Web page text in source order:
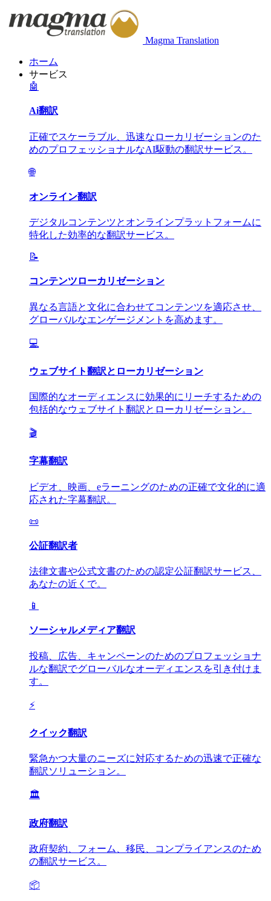
Magma Translation
ホーム
サービス
🤖
Ai翻訳
正確でスケーラブル、迅速なローカリゼーションのた
めのプロフェッショナルなAI駆動の翻訳サービス。
🌐
オンライン翻訳
デジタルコンテンツとオンラインプラットフォームに
特化した効率的な翻訳サービス。
📝
コンテンツローカリゼーション
異なる言語と文化に合わせてコンテンツを適応させ、
グローバルなエンゲージメントを高めます。
💻
ウェブサイト翻訳とローカリゼーション
国際的なオーディエンスに効果的にリーチするための
包括的なウェブサイト翻訳とローカリゼーション。
🎬
字幕翻訳
ビデオ、映画、eラーニングのための正確で文化的に適
応された字幕翻訳。
📜
公証翻訳者
法律文書や公式文書のための認定公証翻訳サービス、
あなたの近くで。
📱
ソーシャルメディア翻訳
投稿、広告、キャンペーンのためのプロフェッショナ
ルな翻訳でグローバルなオーディエンスを引き付けま
す。
⚡
クイック翻訳
緊急かつ大量のニーズに対応するための迅速で正確な
翻訳ソリューション。
🏛️
政府翻訳
政府契約、フォーム、移民、コンプライアンスのため
の翻訳サービス。
📦